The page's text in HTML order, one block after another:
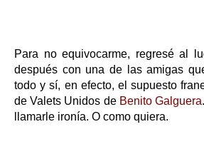
Para no equivocarme, regresé al
después con una de las amigas
todo y sí, en efecto, el supuesto
de Valets Unidos de Benito Galguera
llamarle ironía. O como quiera.